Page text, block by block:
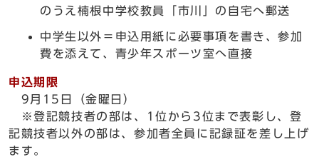
のうえ楠根中学校教員「市川」の自宅へ郵送
中学生以外＝申込用紙に必要事項を書き、参加
費を添えて、青少年スポーツ室へ直接
申込期限
9月15日（金曜日）
※登記競技者の部は、1位から3位まで表彰し、登
記競技者以外の部は、参加者全員に記録証を差し上げ
ます。